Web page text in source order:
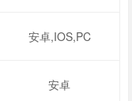
安卓,IOS,PC
安卓